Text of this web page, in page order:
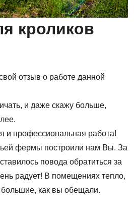
кроликов
отзыв о работе данной
и даже скажу больше,
и профессиональная работа!
фермы построили нам Вы. За
повода обратиться за
радует! В помещениях тепло,
большие, как вы обещали.